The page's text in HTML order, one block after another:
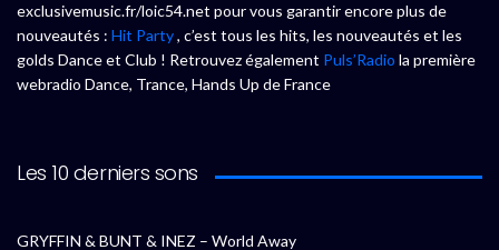
exclusivemusic.fr/loic54.net pour vous garantir encore plus de
nouveautés : Hit Party, c’est tous les hits, les nouveautés et les
golds Dance et Club ! Retrouvez également Puls’Radio la première
webradio Dance, Trance, Hands Up de France
Les 10 derniers sons
GRYFFIN & BUNT & INEZ – World Away